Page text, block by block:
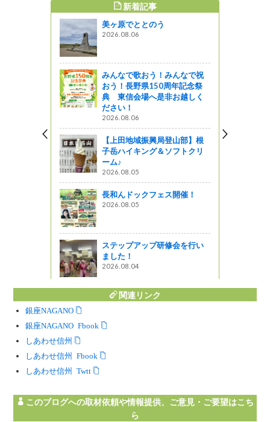
新着記事
美ヶ原でととのう
2026.08.06
みんなで歌おう！みんなで祝
おう！長野県150周年記念祭
典 東信会場へ是非お越しく
ださい！
2026.08.06
【上田地域振興局登山部】根
子岳ハイキング＆ソフトクリ
ーム♪
2026.08.05
長和んドックフェス開催！
2026.08.05
ステップアップ研修会を行い
ました！
2026.08.04
関連リンク
銀座NAGANO
銀座NAGANO Facebook
しあわせ信州
しあわせ信州 Facebook
しあわせ信州 Twitter
このブログへの取材依頼や情報提供、ご意見・ご要望はこち
ら